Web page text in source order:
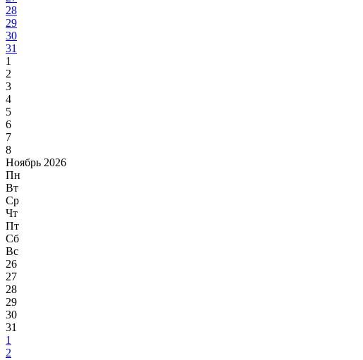
28
29
30
31
1
2
3
4
5
6
7
8
Ноябрь 2026
Пн
Вт
Ср
Чт
Пт
Сб
Вс
26
27
28
29
30
31
1
2